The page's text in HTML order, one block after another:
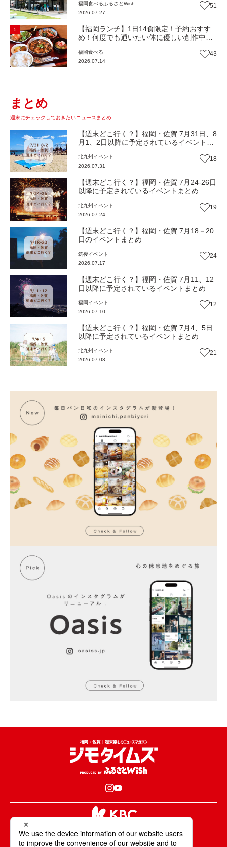
『bound garden』（福岡・新宮町）【まち
歩き】
福岡食べる ふるさとWish
2026.07.27
51
5
【福岡ランチ】1日14食限定！予約おすす
め！何度でも通いたい体に優しい創作中華
【まち歩き】
福岡食べる
2026.07.14
43
まとめ
週末にチェックしておきたいニュースまとめ
【週末どこ行く？】福岡・佐賀 7月31日、8
月1、2日以降に予定されているイベントま
北九州 イベント
2026.07.31
18
【週末どこ行く？】福岡・佐賀 7月24-26日
以降に予定されているイベントまとめ
北九州 イベント
2026.07.24
19
【週末どこ行く？】福岡・佐賀 7月18－20
日のイベントまとめ
筑後イベント
2026.07.17
24
【週末どこ行く？】福岡・佐賀 7月11、12
日以降に予定されているイベントまとめ
福岡 イベント
2026.07.10
12
【週末どこ行く？】福岡・佐賀 7月4、5日
以降に予定されているイベントまとめ
北九州 イベント
2026.07.03
21
KBCが取材・撮影した情報・映像は国内外の
テレビ・ラジオ・インターネットなどで放送・配信します。